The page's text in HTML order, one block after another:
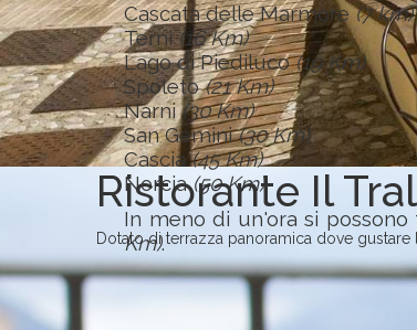
Ristorante Il
Dotato di terrazza panoramica dove
Cascata delle Marmore(7 km)
Terni(16 Km)
Lago di Piediluco(19 Km)
Spoleto(21 Km)
Narni(30 Km)
San Gemini(30 Km)
Cascia(45 Km)
Norcia(50 Km)
In meno di un'ora si
Km).